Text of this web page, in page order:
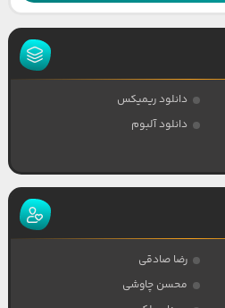
دانلود ریمیکس
دانلود آلبوم
رضا صادقی
محسن چاوشی